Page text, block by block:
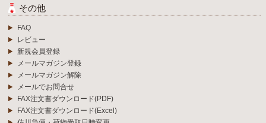
その他
FAQ
レビュー
新規会員登録
メールマガジン登録
メールマガジン解除
メールでお問合せ
FAX注文書ダウンロード(PDF)
FAX注文書ダウンロード(Excel)